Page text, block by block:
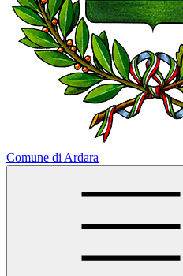
Comune di Ardara